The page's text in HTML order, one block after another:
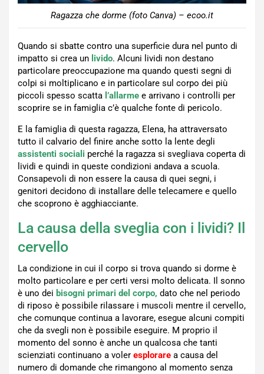
Ragazza che dorme (foto Canva) – ecoo.it
Quando si sbatte contro una superficie dura nel punto di
impatto si crea un livido. Alcuni lividi non destano
particolare preoccupazione ma quando questi segni di
colpi si moltiplicano e in particolare sul corpo dei più
piccoli spesso scatta l’allarme e arrivano i controlli per
scoprire se in famiglia c’è qualche fonte di pericolo.
E la famiglia di questa ragazza, Elena, ha attraversato
tutto il calvario del finire anche sotto la lente degli
assistenti sociali perché la ragazza si svegliava coperta di
lividi e quindi in queste condizioni andava a scuola.
Consapevoli di non essere la causa di quei segni, i
genitori decidono di installare delle telecamere e quello
che scoprono è agghiacciante.
La causa della sveglia con i lividi? Il
cervello
La condizione in cui il corpo si trova quando si dorme è
molto particolare e per certi versi molto delicata. Il sonno
è uno dei bisogni primari del corpo, dato che nel periodo
di riposo è possibile rilassare i muscoli mentre il cervello,
che comunque continua a lavorare, esegue alcuni compiti
che da svegli non è possibile eseguire. M proprio il
momento del sonno è anche un qualcosa che tanti
scienziati continuano a voler esplorare a causa del
numero di domande che rimangono al momento senza